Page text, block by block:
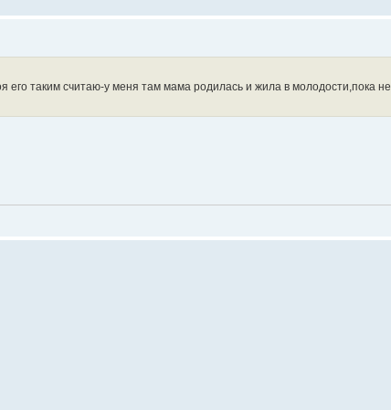
его таким считаю-у меня там мама родилась и жила в молодости,пока не